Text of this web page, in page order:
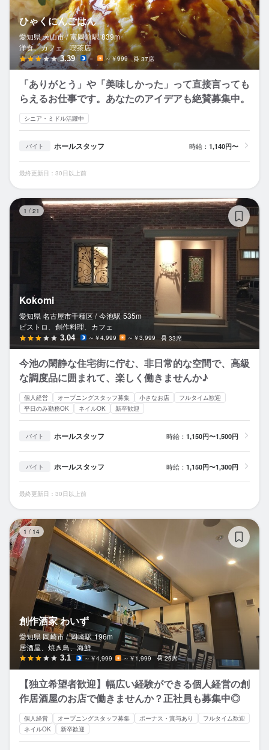
ひゃくにんごはん
愛知県 犬山市 / 富岡前駅 839m
洋食、カフェ、喫茶店
3.39 － ～￥999 37席
「ありがとう」や「美味しかった」って直接言っても
らえるお仕事です。あなたのアイデアも絶賛募集中。
シニア・ミドル活躍中
バイト ホールスタッフ 時給： 1,140円〜
最終更新日：30日以上前
1 / 21
Kokomi
愛知県 名古屋市千種区 / 今池駅 535m
ビストロ、創作料理、カフェ
3.04 ～￥4,999 ～￥3,999 33席
今池の閑静な住宅街に佇む、非日常的な空間で、高級
な調度品に囲まれて、楽しく働きませんか♪
個人経営 オープニングスタッフ募集 小さなお店
フルタイム歓迎
平日のみ勤務OK
ネイルOK 新卒歓迎
バイト ホールスタッフ 時給： 1,150円〜1,500円
バイト ホールスタッフ 時給： 1,150円〜1,300円
最終更新日：30日以上前
1 / 14
創作酒家 わいず
愛知県 岡崎市 / 岡崎駅 196m
居酒屋、焼き鳥、海鮮
3.1 ～￥4,999 ～￥1,999 25席
【独立希望者歓迎】幅広い経験ができる個人経営の創
作居酒屋のお店で働きませんか？正社員も募集中◎
個人経営 オープニングスタッフ募集 ボーナス・賞与あり
フルタイム歓迎
ネイルOK
新卒歓迎